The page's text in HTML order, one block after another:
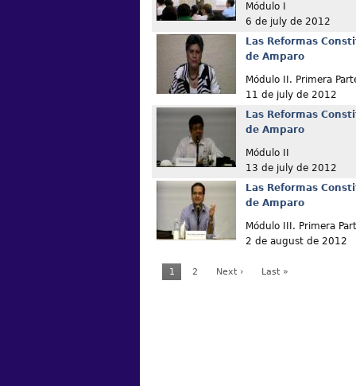
Módulo I
6 de july de 2012
Las Reformas
de Amparo
Módulo II. Primera
11 de july de 2012
Las Reformas
de Amparo
Módulo II
13 de july de 2012
Las Reformas
de Amparo
Módulo III. Primera
2 de august de 2012
1 2 Next › Last »